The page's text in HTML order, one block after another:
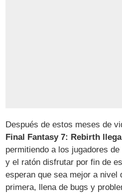
Después de estos meses de
Final Fantasy 7: Rebirth
permitiendo a los jugadores
y el ratón disfrutar por fin de
esperan que sea mejor a nivel
primera, llena de bugs y